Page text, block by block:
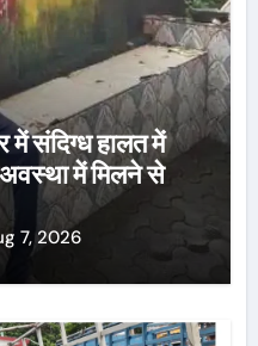
में संदिग्ध हालत में
अवस्था में मिलने से
7, 2026